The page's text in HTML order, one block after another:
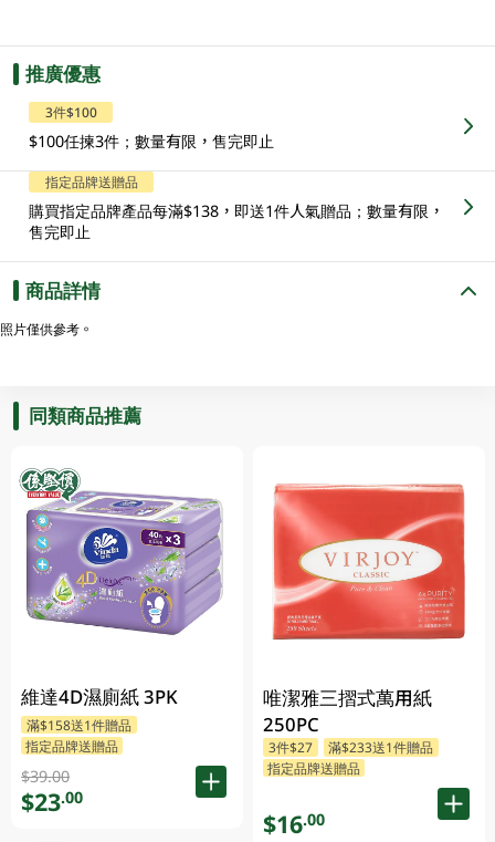
推廣優惠
3件$100
$100任揀3件；數量有限，售完即止
指定品牌送贈品
購買指定品牌產品每滿$138，即送1件人氣贈品；數量有限，
售完即止
商品詳情
照片僅供參考。
同類商品推薦
維達4D濕廁紙 3PK
滿$158送1件贈品
指定品牌送贈品
$39.00
$23.00
唯潔雅三摺式萬用紙
250PC
3件$27
滿$233送1件贈品
指定品牌送贈品
$16.00